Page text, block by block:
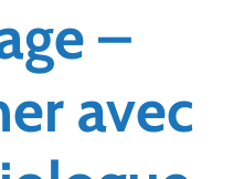
–
avec